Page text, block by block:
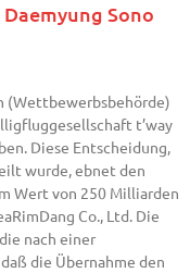
Sono
(Wettbewerbsbehörde)
t’way
Diese Entscheidung,
wurde, ebnet den
Wert von 250 Milliarden
Co., Ltd. Die
nach einer
die Übernahme den